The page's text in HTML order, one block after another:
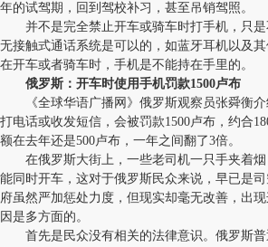
年的试驾期，回到驾校补习，甚至吊销驾照。
并不是完全禁止开车或骑车时打手机，只是
无接触式通话系统是可以的，如蓝牙耳机以及其
在开车或者骑车时，手机是不能持在手里的。
俄罗斯：开车时使用手机罚款1500卢布
《全球华语广播网》俄罗斯观察员张舜衡介
打电话或收发短信，会被罚款1500卢布，约合
额在去年还是500卢布，一年之间翻了3倍。
在俄罗斯大街上，一些老司机一只手夹着烟
能同时开车，这对于俄罗斯民众来说，早已是
府虽然严加惩处力度，但现实却毫无改善，出
因是多方面的。
首先是民众没有相关的法律意识。俄罗斯普